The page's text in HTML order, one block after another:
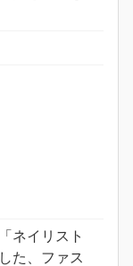
ネイリスト
た、ファス